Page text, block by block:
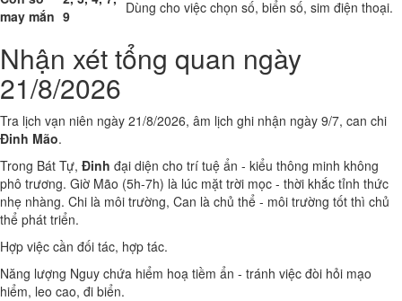
may mắn 9
Dùng cho việc chọn số, biển số, sim điện thoại.
Nhận xét tổng quan ngày
21/8/2026
Tra lịch vạn niên ngày 21/8/2026, âm lịch ghi nhận ngày 9/7, can chi
Đinh Mão.
Trong Bát Tự, Đinh đại diện cho trí tuệ ẩn - kiểu thông minh không
phô trương. Giờ Mão (5h-7h) là lúc mặt trời mọc - thời khắc tỉnh thức
nhẹ nhàng. Chi là môi trường, Can là chủ thể - môi trường tốt thì chủ
thể phát triển.
Hợp việc cần đối tác, hợp tác.
Năng lượng Nguy chứa hiểm hoạ tiềm ẩn - tránh việc đòi hỏi mạo
hiểm, leo cao, đi biển.